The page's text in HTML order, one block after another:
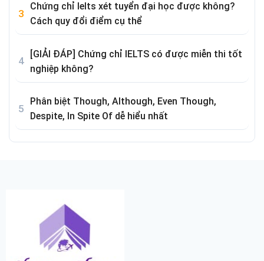
Chứng chỉ Ielts xét tuyển đại học được không?
Cách quy đổi điểm cụ thể
[GIẢI ĐÁP] Chứng chỉ IELTS có được miễn thi tốt
nghiệp không?
Phân biệt Though, Although, Even Though,
Despite, In Spite Of dễ hiểu nhất